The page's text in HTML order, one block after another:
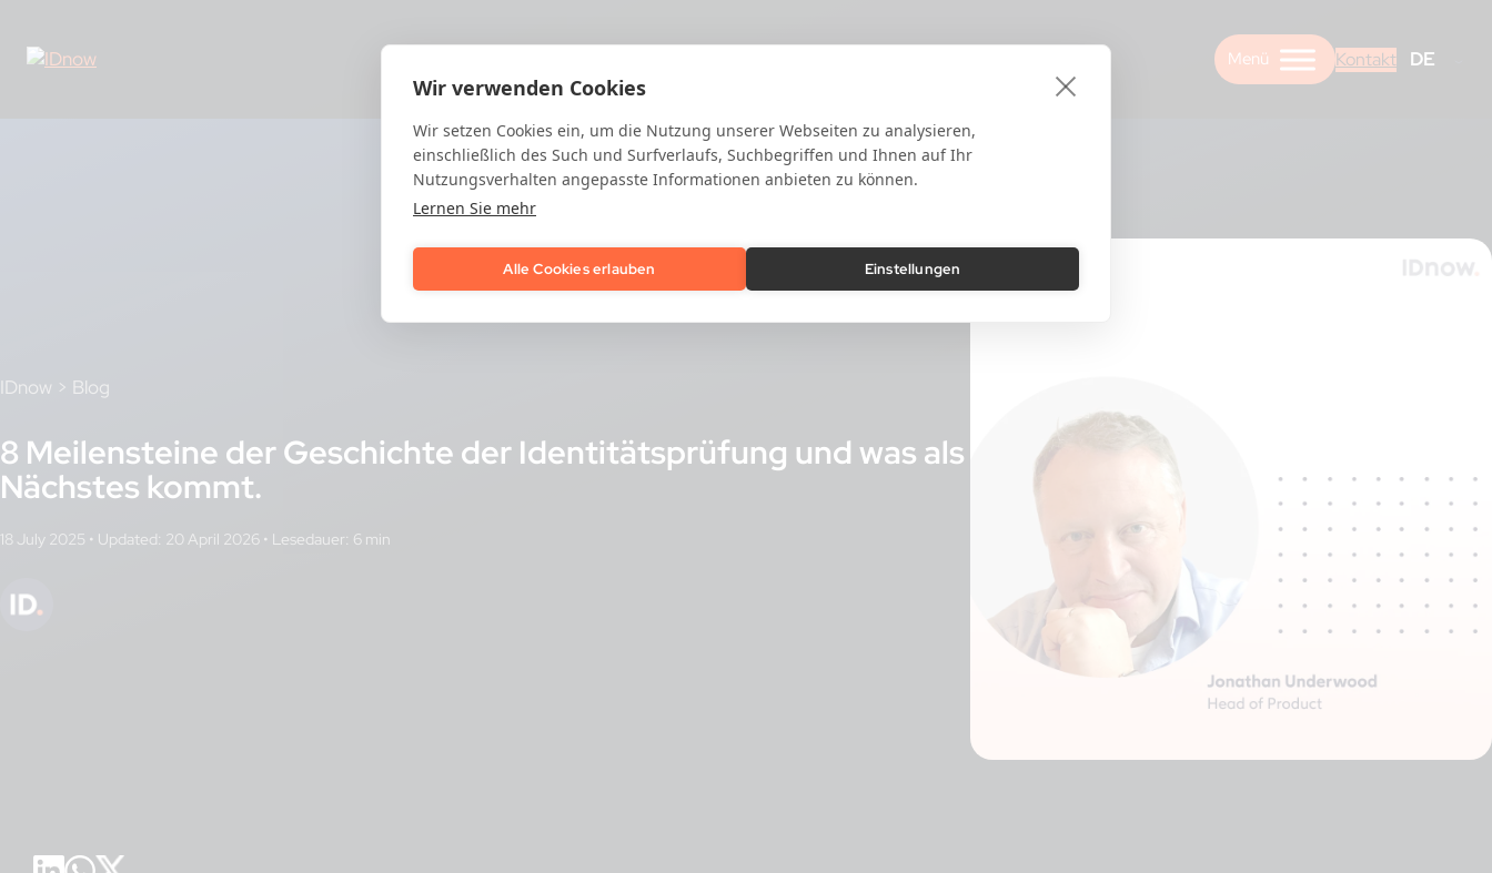
content
Kontakt DE
IDnow > Blog
8 Meilensteine der Geschichte der Identitätsprüfung und was als
Nächstes kommt.
18 July 2025 • Updated: 20 April 2026 •
Wir verwenden Cookies
Wir setzen Cookies ein, um die Nutzung unserer Webseiten zu analysieren,
einschließlich des Such und Surfverlaufs, Suchbegriffen und Ihnen auf Ihr
Nutzungsverhalten angepasste Informationen anbieten zu können.
Lernen Sie mehr
Alle Cookies erlauben Einstellungen